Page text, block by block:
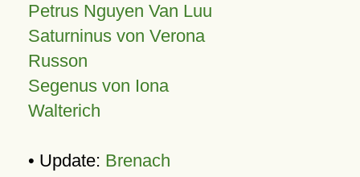
Petrus Nguyen Van Luu
Saturninus von Verona
Russon
Segenus von Iona
Walterich
• Update: Brenach